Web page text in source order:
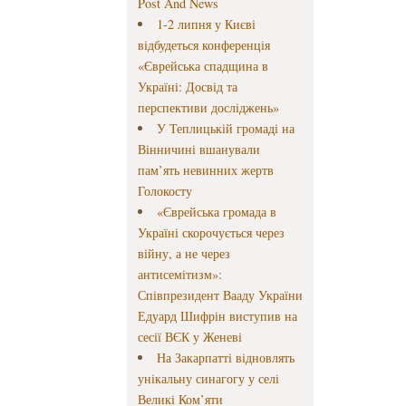
1-2 липня у Києві
відбудеться конференція
«Єврейська спадщина в
Україні: Досвід та
перспективи досліджень»
У Теплицькій громаді на
Вінничині вшанували
пам’ять невинних жертв
Голокосту
«Єврейська громада в
Україні скорочується через
війну, а не через
антисемітизм»:
Співпрезидент Вааду України
Едуард Шифрін виступив на
сесії ВЄК у Женеві
На Закарпатті відновлять
унікальну синагогу у селі
Великі Ком’яти